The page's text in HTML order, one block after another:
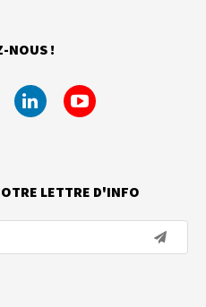
NOUS !
LETTRE D'INFO